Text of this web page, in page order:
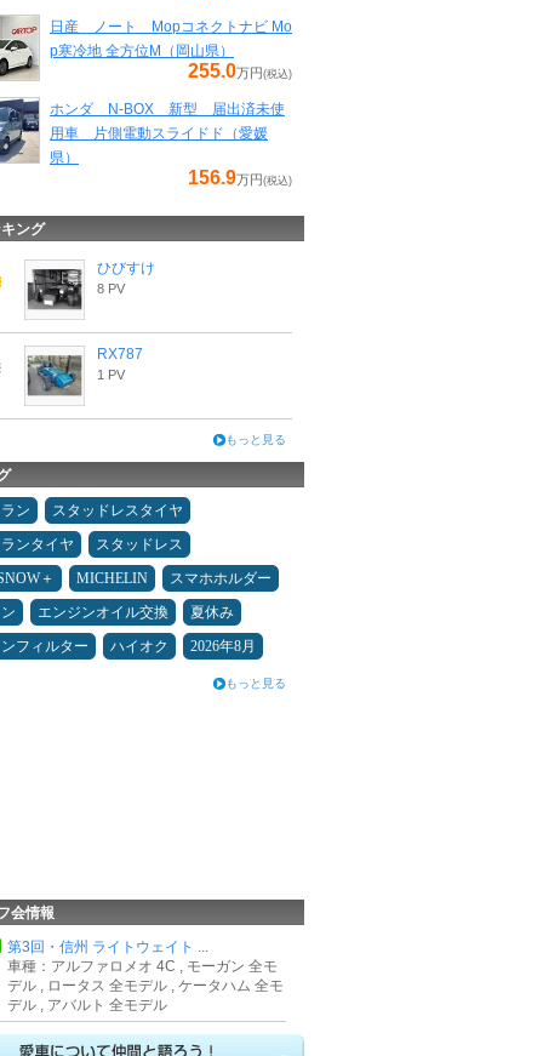
日産 ノート Mopコネクトナビ Mo
p寒冷地 全方位M（岡山県）
255.0万円 (税込)
ホンダ N-BOX 新型 届出済未使
用車 片側電動スライドド（愛媛
県）
156.9万円 (税込)
ング
ひびすけ
8 PV
RX787
1 PV
もっと見る
ン
スタッドレスタイヤ
ンタイヤ
スタッドレス
＋
MICHELIN
スマホホルダー
エンジンオイル交換
夏休み
フィルター
ハイオク 2026年8月
もっと見る
会情報
第3回・信州 ライトウェイト ...
車種：アルファロメオ 4C , モーガン 全モ
デル , ロータス 全モデル , ケータハム 全モ
デル , アバルト 全モデル